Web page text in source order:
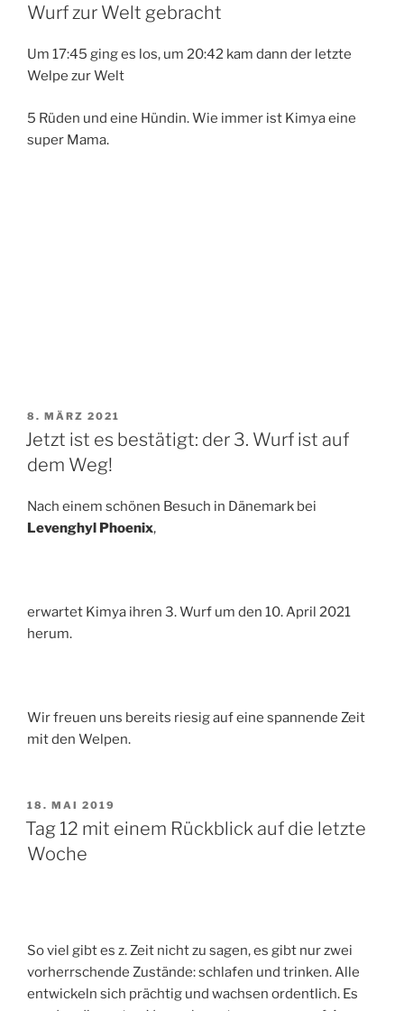
Wurf zur Welt gebracht
Um 17:45 ging es los, um 20:42 kam dann der letzte
Welpe zur Welt
5 Rüden und eine Hündin. Wie immer ist Kimya eine
super Mama.
VERÖFFENTLICHT
AM
8. MÄRZ 2021
Jetzt ist es bestätigt: der 3. Wurf ist auf
dem Weg!
Nach einem schönen Besuch in Dänemark bei
Levenghyl Phoenix,
erwartet Kimya ihren 3. Wurf um den 10. April 2021
herum.
Wir freuen uns bereits riesig auf eine spannende Zeit
mit den Welpen.
VERÖFFENTLICHT
AM
18. MAI 2019
Tag 12 mit einem Rückblick auf die letzte
Woche
So viel gibt es z. Zeit nicht zu sagen, es gibt nur zwei
vorherrschende Zustände: schlafen und trinken. Alle
entwickeln sich prächtig und wachsen ordentlich. Es